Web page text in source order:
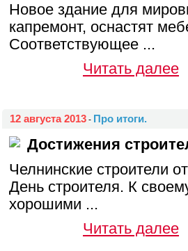
Новое здание для
капремонт, оснастят
Соответствующее ...
Читать далее
12 августа 2013 - Про итоги.
Достижения
Челнинские строители
День строителя. К
хорошими ...
Читать далее